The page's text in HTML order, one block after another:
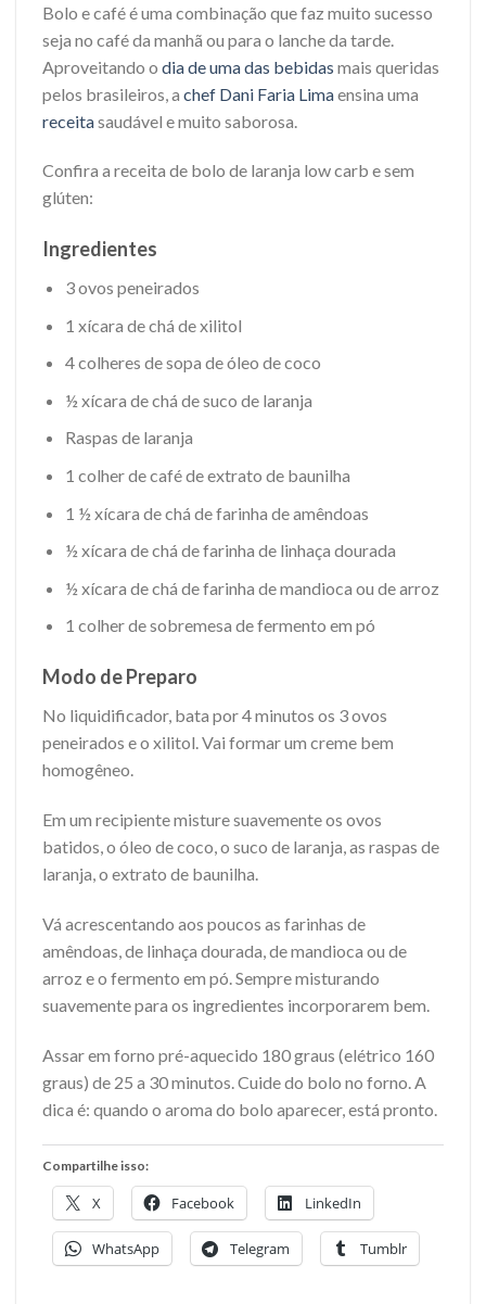
Bolo e café é uma combinação que faz muito sucesso
seja no café da manhã ou para o lanche da tarde.
Aproveitando o dia de uma das bebidas mais queridas
pelos brasileiros, a chef Dani Faria Limaensina uma
receitasaudável e muito saborosa.
Confira a receita de bolo de laranja low carb e sem
glúten:
Ingredientes
3 ovos peneirados
1 xícara de chá de xilitol
4 colheres de sopa de óleo de coco
½ xícara de chá de suco de laranja
Raspas de laranja
1 colher decaféde extrato de baunilha
1 ½ xícara de chá de farinha de amêndoas
½ xícara de chá de farinha de linhaça dourada
½ xícara de chá de farinha de mandioca ou de arroz
1 colher de sobremesa de fermento em pó
Modo de Preparo
No liquidificador, bata por 4 minutos os 3 ovos
peneirados e o xilitol. Vai formar um creme bem
homogêneo.
Em um recipiente misture suavemente os ovos
batidos, o óleo de coco, o suco de laranja, as raspas de
laranja, o extrato de baunilha.
Vá acrescentando aos poucos as farinhas de
amêndoas, de linhaça dourada, de mandioca ou de
arroz e o fermento em pó. Sempre misturando
suavemente para os ingredientes incorporarem bem.
Assar em forno pré-aquecido 180 graus (elétrico 160
graus) de 25 a 30 minutos. Cuide do bolo no forno. A
dica é: quando o aroma do bolo aparecer, está pronto.
Compartilhe isso:
X Facebook LinkedIn
WhatsApp Telegram Tumblr